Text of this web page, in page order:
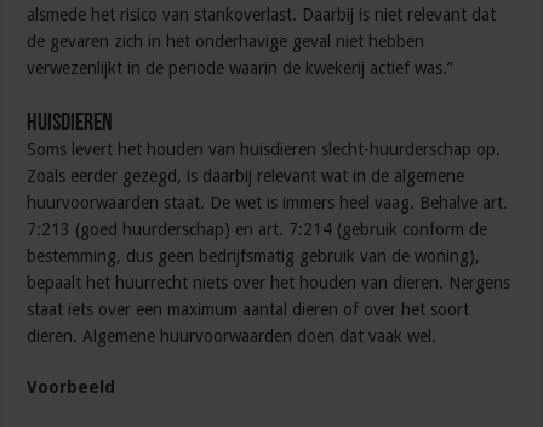
alsmede het risico van stankoverlast. Daarbij is niet relevant dat
de gevaren zich in het onderhavige geval niet hebben
verwezenlijkt in de periode waarin de kwekerij actief was.”
Huisdieren
Soms levert het houden van huisdieren slecht-huurderschap op.
Zoals eerder gezegd, is daarbij relevant wat in de algemene
huurvoorwaarden staat. De wet is immers heel vaag. Behalve art.
7:213 (goed huurderschap) en art. 7:214 (gebruik conform de
bestemming, dus geen bedrijfsmatig gebruik van de woning),
bepaalt het huurrecht niets over het houden van dieren. Nergens
staat iets over een maximum aantal dieren of over het soort
dieren. Algemene huurvoorwaarden doen dat vaak wel.
Voorbeeld